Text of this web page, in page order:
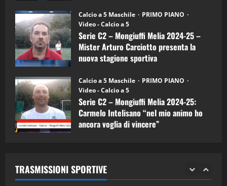
Calcio a 5 Maschile
PRIMO PIANO
Video - Calcio a 5
Serie C2 – Mongiuffi Melia 2024-25 –
Mister Arturo Carciotto presenta la
nuova stagione sportiva
Calcio a 5 Maschile
PRIMO PIANO
Video - Calcio a 5
Serie C2 – Mongiuffi Melia 2024-25:
Carmelo Intelisano “nel mio animo ho
ancora voglia di vincere”
TRASMISSIONI SPORTIVE
5
“SportEmpire” in Podcast: 26^ Puntata
(Martedi 07 Aprile 2026)
08/04/2026
1
“SportEmpire” in Podcast: 30^ Puntata
(Martedi 05 Maggio 2026)
08/05/2026
2 28/04/2026